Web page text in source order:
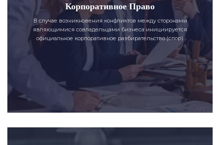
Корпоративное Право
В случае возникновения конфликтов между сторонами
являющимися совладельцами бизнеса инициируется
официальное корпоративное разбирательство (спор).